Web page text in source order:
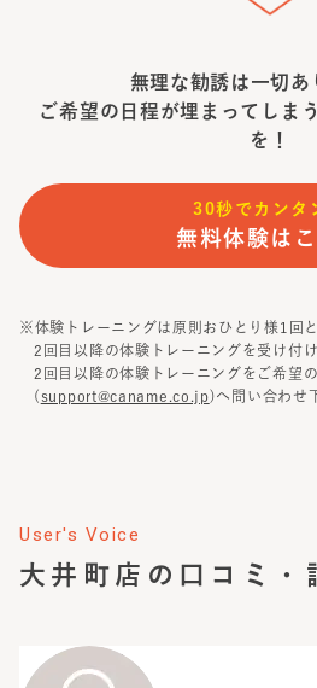
無理な勧誘は一切あ
ご希望の日程が埋まってしま
を！
30秒でカンタ
無料体験は
※体験トレーニングは原則おひとり様1回
2回目以降の体験トレーニングを受け付
2回目以降の体験トレーニングをご希望
( support@caname.co.jp)へ問い合わせ
大井町店 の口コミ・
User's Voice